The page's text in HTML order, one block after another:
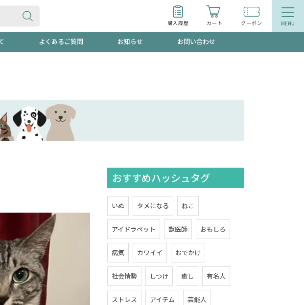
購入履歴 カート クーポン
品 防災用品 食品
当店スタッフが贈る音声プログラム
今売れているものが一目でわかるランキング
よくあるご質問 お知らせ お問い合わせ
おすすめハッシュタグ
いぬ タメになる ねこ
アイドラペット 獣医師 おもしろ
病気 カワイイ おでかけ
社会情勢 しつけ 癒し 有名人
ストレス アイテム 芸能人